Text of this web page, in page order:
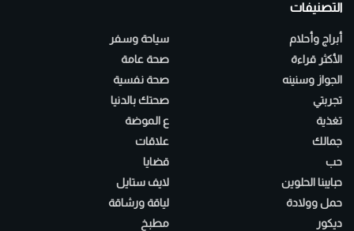
التصنيفات
أبراج وأحلام
الأكثر قراءة
الجواز وسنينه
تجربتي
تغذية
جمالك
حب
حبايبنا الحلوين
حمل وولادة
ديكور
سياحة وسفر
صحة عامة
صحة نفسية
صحتك بالدنيا
ع الموضة
علاقات
قضايا
لايف ستايل
لياقة ورشاقة
مطبخ